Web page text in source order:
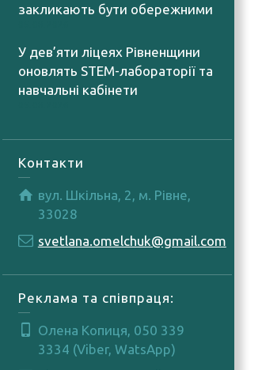
закликають бути обережними
У дев’яти ліцеях Рівненщини
оновлять STEM-лабораторії та
навчальні кабінети
Контакти
вул. Шкільна, 2, м. Рівне,
33028
svetlana.omelchuk@gmail.com
Реклама та співпраця:
Олена Копиця, 050 339
3334 (Viber, WatsApp)